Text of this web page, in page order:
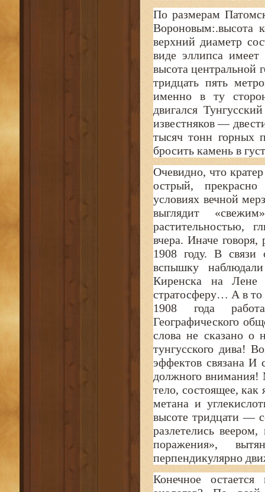
По размерам
Вороновым:.высота
верхний диаметр
виде эллипса имеет
высота
тридцать пять
именно в ту
двигался
известняков —
тысяч тонн горных
бросить камень в
Очевидно, что
острый,
условиях вечной
выглядит
растительностью,
вчера. Иначе
1908 году. В
вспышку
Киренска на Лене
стратосферу… А в
1908 года
Географического
слова не сказано о
тунгусского дива!
эффектов связана И
должного внимания!
тело, состоящее, как
метана и
высоте тридцати —
разлетелись
поражения»,
перпендикулярно
Конечное